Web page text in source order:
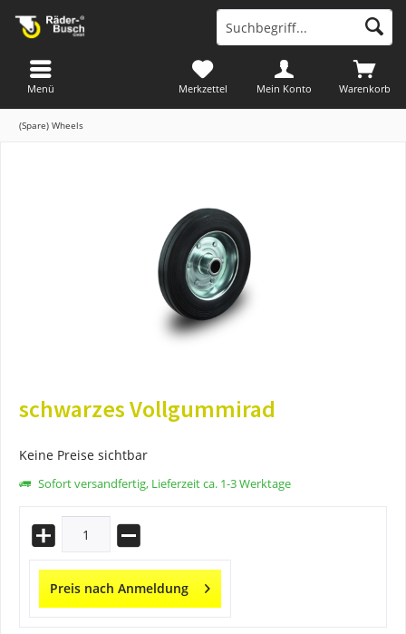
Warenkorb
Merkzettel Mein Konto
Menü
(Spare) Wheels
schwarzes Vollgummirad
Keine Preise sichtbar
Sofort versandfertig, Lieferzeit ca. 1-3 Werktage
Preis nach Anmeldung